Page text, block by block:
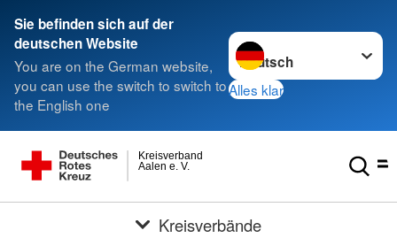
Sie befinden sich auf der
deutschen Website
You are on the German website,
you can use the switch to switch to
the English one
Sprache wechseln zu
Alles klar
Aalen e. V.
Kreisverband
Kreisverbände